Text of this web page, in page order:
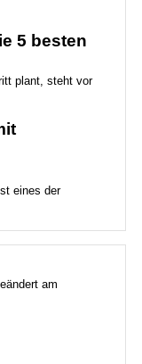
5 besten
plant, steht vor
eines der
am